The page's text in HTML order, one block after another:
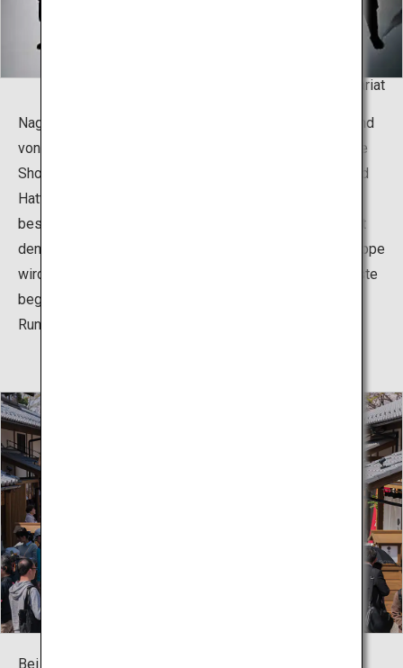
©2009 Nagoya Omotenashi Busho-Tai Secretariat
Nagoya Omotenashi Bushotai (R) sorgten für einen Trend
von militärischen Darsteller-Gruppen in ganz Japan. Ihre
Shows sowie Vorstellungen der „Tokugawa-Ieyasu- und
Hattori-Hanzo-Ninja-Gruppe“ finden jeden Tag zu
bestimmten Zeiten statt. Machen Sie Fotos von und mit
den Bushotai und sprechen Sie mit ihnen. Die Ninja-Gruppe
wird Sie mit besonderen Vorstellungen ihrer Ninja-Künste
begeistern. Die Bushotai bieten gelegentlich auch
Rundgänge durch die Burg Nagoya an.
Bei Ihrem Besuch sollten Sie unbedingt auch dem